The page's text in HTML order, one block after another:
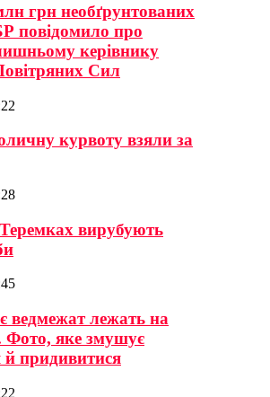
грн необґрунтованих
повідомило про
керівнику
Сил
курвоту взяли за
вирубують
ведмежат лежать на
Фото, яке змушує
й придивитися